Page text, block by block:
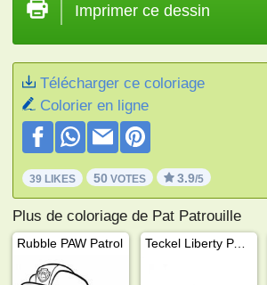
Imprimer ce dessin
Télécharger ce coloriage
Colorier en ligne
39 LIKES 50 VOTES 3.9/5
Plus de coloriage de Pat Patrouille
Rubble PAW Patrol Teckel Liberty PAW Patrol